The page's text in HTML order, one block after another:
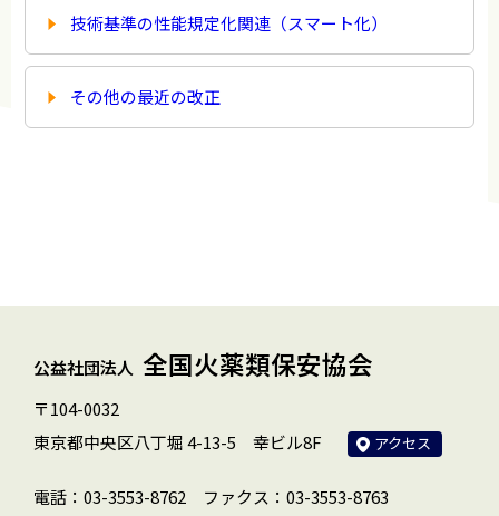
技術基準の性能規定化関連（スマート化）
その他の最近の改正
公益社団法人 全国火薬類保安協会
〒104-0032
東京都中央区八丁堀 4-13-5 幸ビル8F
アクセス
電話：03-3553-8762 ファクス：03-3553-8763